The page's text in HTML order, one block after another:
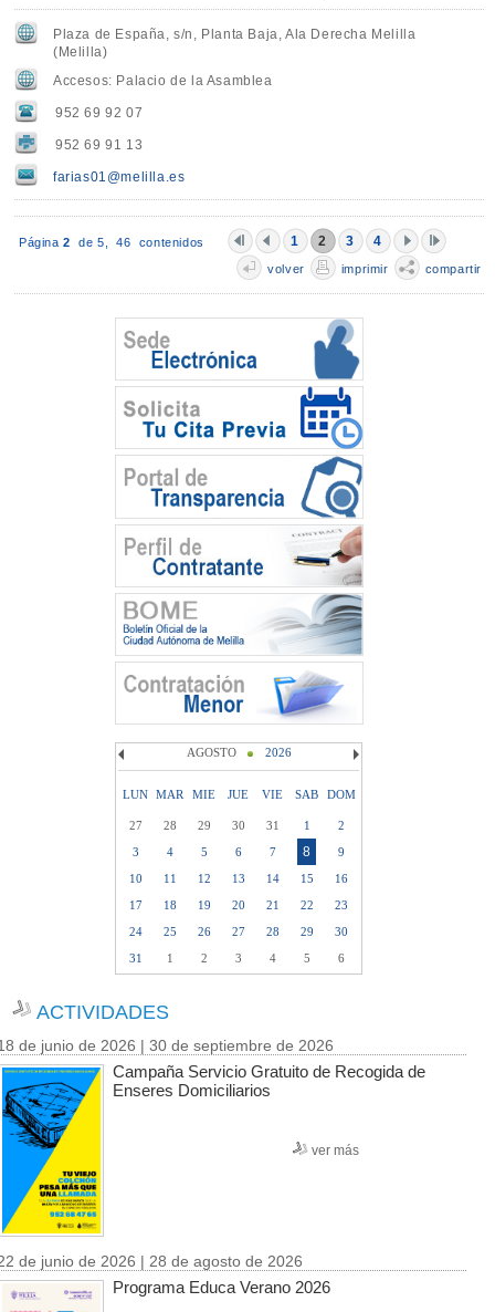
Plaza de España, s/n, Planta Baja, Ala Derecha Melilla
(Melilla)
Accesos: Palacio de la Asamblea
952 69 92 07
952 69 91 13
farias01@melilla.es
Página 2 de 5,46 contenidos 1 2 3 4
volver imprimir compartir
AGOSTO 2026
LUN MAR MIE JUE VIE SAB DOM
27 28 29 30 31 1
2
3
4 5 6 7 8
9
10
11 12 13 14 15
16
17
18 19 20 21 22
23
24
25 26 27 28 29
30
31
1 2 3 4 5 6
ACTIVIDADES
de junio de 2026 | 30 de septiembre de 2026
Campaña Servicio Gratuito de Recogida de
Enseres Domiciliarios
ver más
de junio de 2026 | 28 de agosto de 2026
Programa Educa Verano 2026